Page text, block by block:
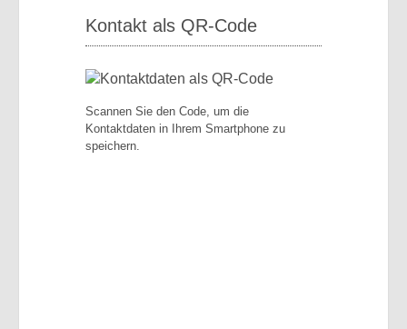
Kontakt als QR-Code
Scannen Sie den Code, um die
Kontaktdaten in Ihrem Smartphone zu
speichern.